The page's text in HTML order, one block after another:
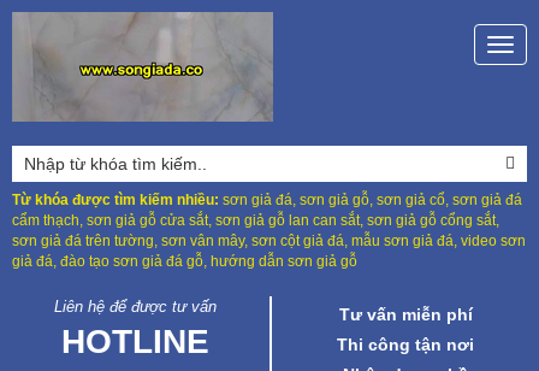
Từ khóa được tìm kiếm nhiều: sơn giả đá, sơn giả gỗ, sơn giả cổ, sơn giả đá
cẩm thạch, sơn giả gỗ cửa sắt, sơn giả gỗ lan can sắt, sơn giả gỗ cổng sắt,
sơn giả đá trên tường, sơn vân mây, sơn cột giả đá, mẫu sơn giả đá, video sơn
giả đá, đào tạo sơn giả đá gỗ, hướng dẫn sơn giả gỗ
Liên hệ để được tư vấn
HOTLINE
Tư vấn miễn phí
Thi công tận nơi